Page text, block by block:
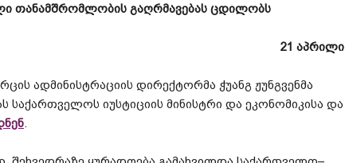
თანამშრომლობის გაღრმავებას ცდილობს
21 აპრილი
ადმინისტრაციის დირექტორმა ჭუანგ ჟუნგვენმა
საქართველოს იუსტიციის მინისტრი და ეკონომიკისა და